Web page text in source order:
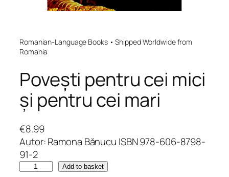
Romanian-Language Books • Shipped Worldwide from
Romania
Povești pentru cei mici
și pentru cei mari
€8.99
Autor: Ramona Bănucu ISBN 978-606-8798-
91-2
Add to basket